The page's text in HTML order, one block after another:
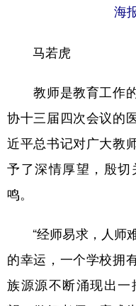
海
马若虎
教师是教育工作的
协十三届四次会议的
近平总书记对广大教
予了深情厚望，殷
鸣。
“经师易求，人师难
的幸运，一个学校拥
族源源不断涌现出